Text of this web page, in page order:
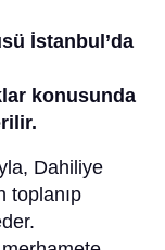
İstanbul’da
konusunda
Dahiliye
toplanıp